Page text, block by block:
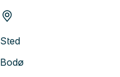
Sted
Bodø